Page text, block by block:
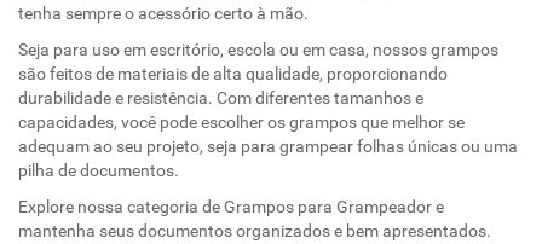
tenha sempre o acessório certo à mão.
Seja para uso em escritório, escola ou em casa, nossos grampos
são feitos de materiais de alta qualidade, proporcionando
durabilidade e resistência. Com diferentes tamanhos e
capacidades, você pode escolher os grampos que melhor se
adequam ao seu projeto, seja para grampear folhas únicas ou uma
pilha de documentos.
Explore nossa categoria de Grampos para Grampeador e
mantenha seus documentos organizados e bem apresentados.